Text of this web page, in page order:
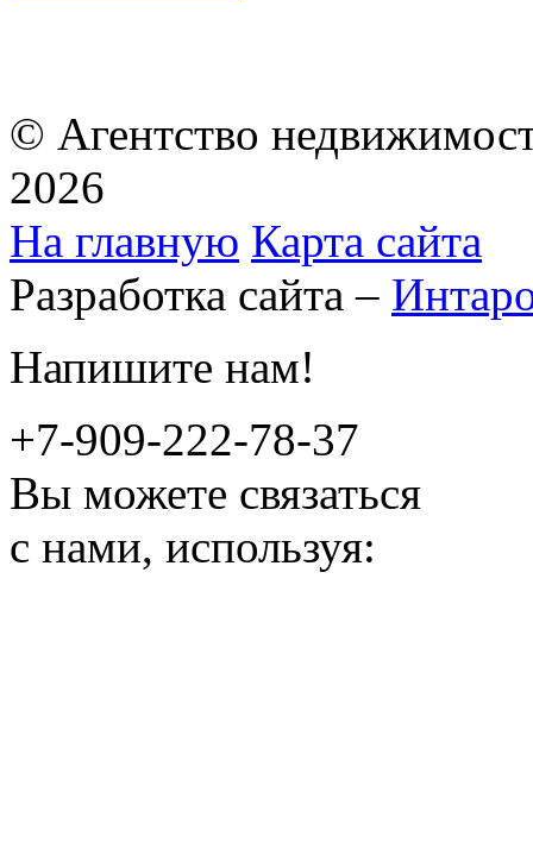
© Агентство
2026
На главную Карта сайта
Разработка сайта –
Напишите нам!
+7-909-222-78-37
Вы можете связаться
с нами, используя: